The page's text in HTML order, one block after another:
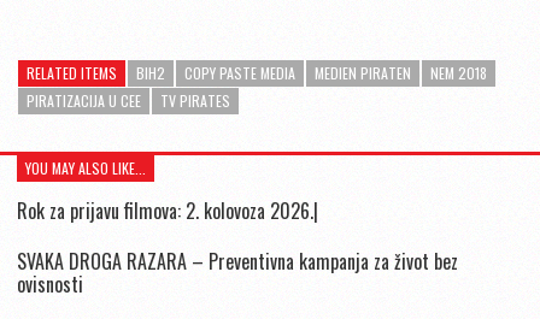
RELATED ITEMS BIH2 COPY PASTE MEDIA MEDIEN PIRATEN
NEM 2018
PIRATIZACIJA U CEE
TV PIRATES
YOU MAY ALSO LIKE...
Rok za prijavu filmova: 2. kolovoza 2026.|
SVAKA DROGA RAZARA – Preventivna kampanja za život bez
ovisnosti